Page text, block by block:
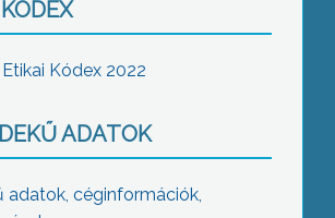
Kódex 2022
ADATOK
adatok, céginformációk,